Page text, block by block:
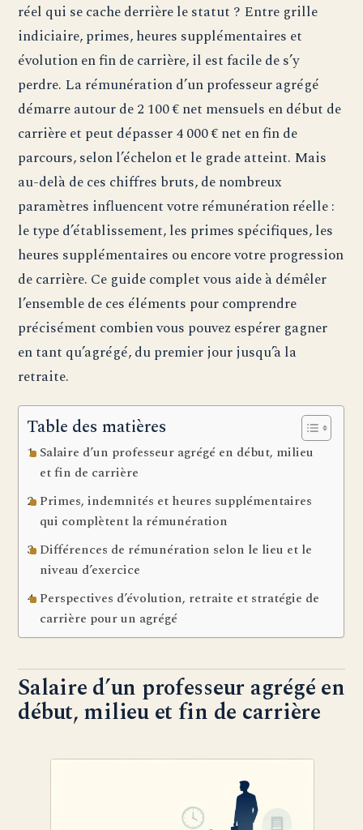
réel qui se cache derrière le statut ? Entre grille
indiciaire, primes, heures supplémentaires et
évolution en fin de carrière, il est facile de s’y
perdre. La rémunération d’un professeur agrégé
démarre autour de 2 100 € net mensuels en début de
carrière et peut dépasser 4 000 € net en fin de
parcours, selon l’échelon et le grade atteint. Mais
au-delà de ces chiffres bruts, de nombreux
paramètres influencent votre rémunération réelle :
le type d’établissement, les primes spécifiques, les
heures supplémentaires ou encore votre progression
de carrière. Ce guide complet vous aide à démêler
l’ensemble de ces éléments pour comprendre
précisément combien vous pouvez espérer gagner
en tant qu’agrégé, du premier jour jusqu’à la
retraite.
Table des matières
Salaire d’un professeur agrégé en début, milieu
et fin de carrière
Primes, indemnités et heures supplémentaires
qui complètent la rémunération
Différences de rémunération selon le lieu et le
niveau d’exercice
Perspectives d’évolution, retraite et stratégie de
carrière pour un agrégé
Salaire d’un professeur agrégé en
début, milieu et fin de carrière